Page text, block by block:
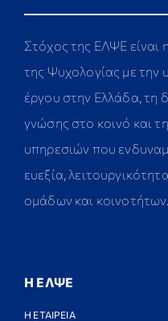
Στόχος της ΕΛΨΕ είναι
της Ψυχολογίας με την
έργου στην Ελλάδα, τη
γνώσης στο κοινό και
υπηρεσιών που
ευεξία,
ομάδων και κοινοτήτων.
Η ΕΛΨΕ
Η ΕΤΑΙΡΕΙΑ